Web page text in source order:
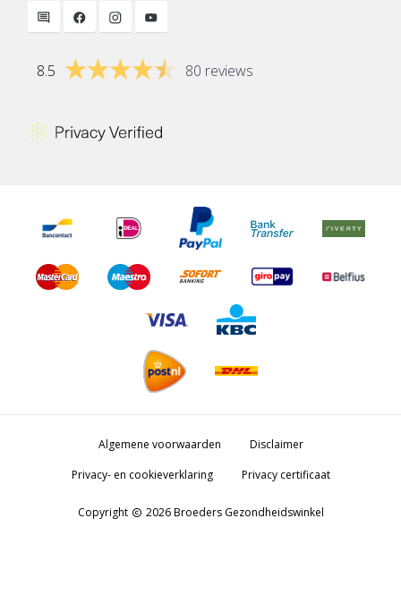
8.5 80 reviews
Algemene voorwaarden
Disclaimer
Privacy- en cookieverklaring
Privacy certificaat
Copyright copyright 2026 Broeders Gezondheidswinkel